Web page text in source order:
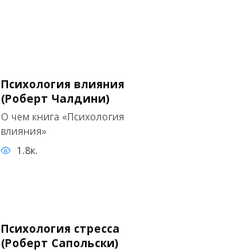
Психология влияния
(Роберт Чалдини)
О чем книга «Психология
влияния»
1.8к.
Психология стресса
(Роберт Сапольски)